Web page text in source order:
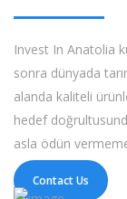
Invest In Anatolia
sonra dünyada
alanda kaliteli
hedef
asla ödün
Contact Us